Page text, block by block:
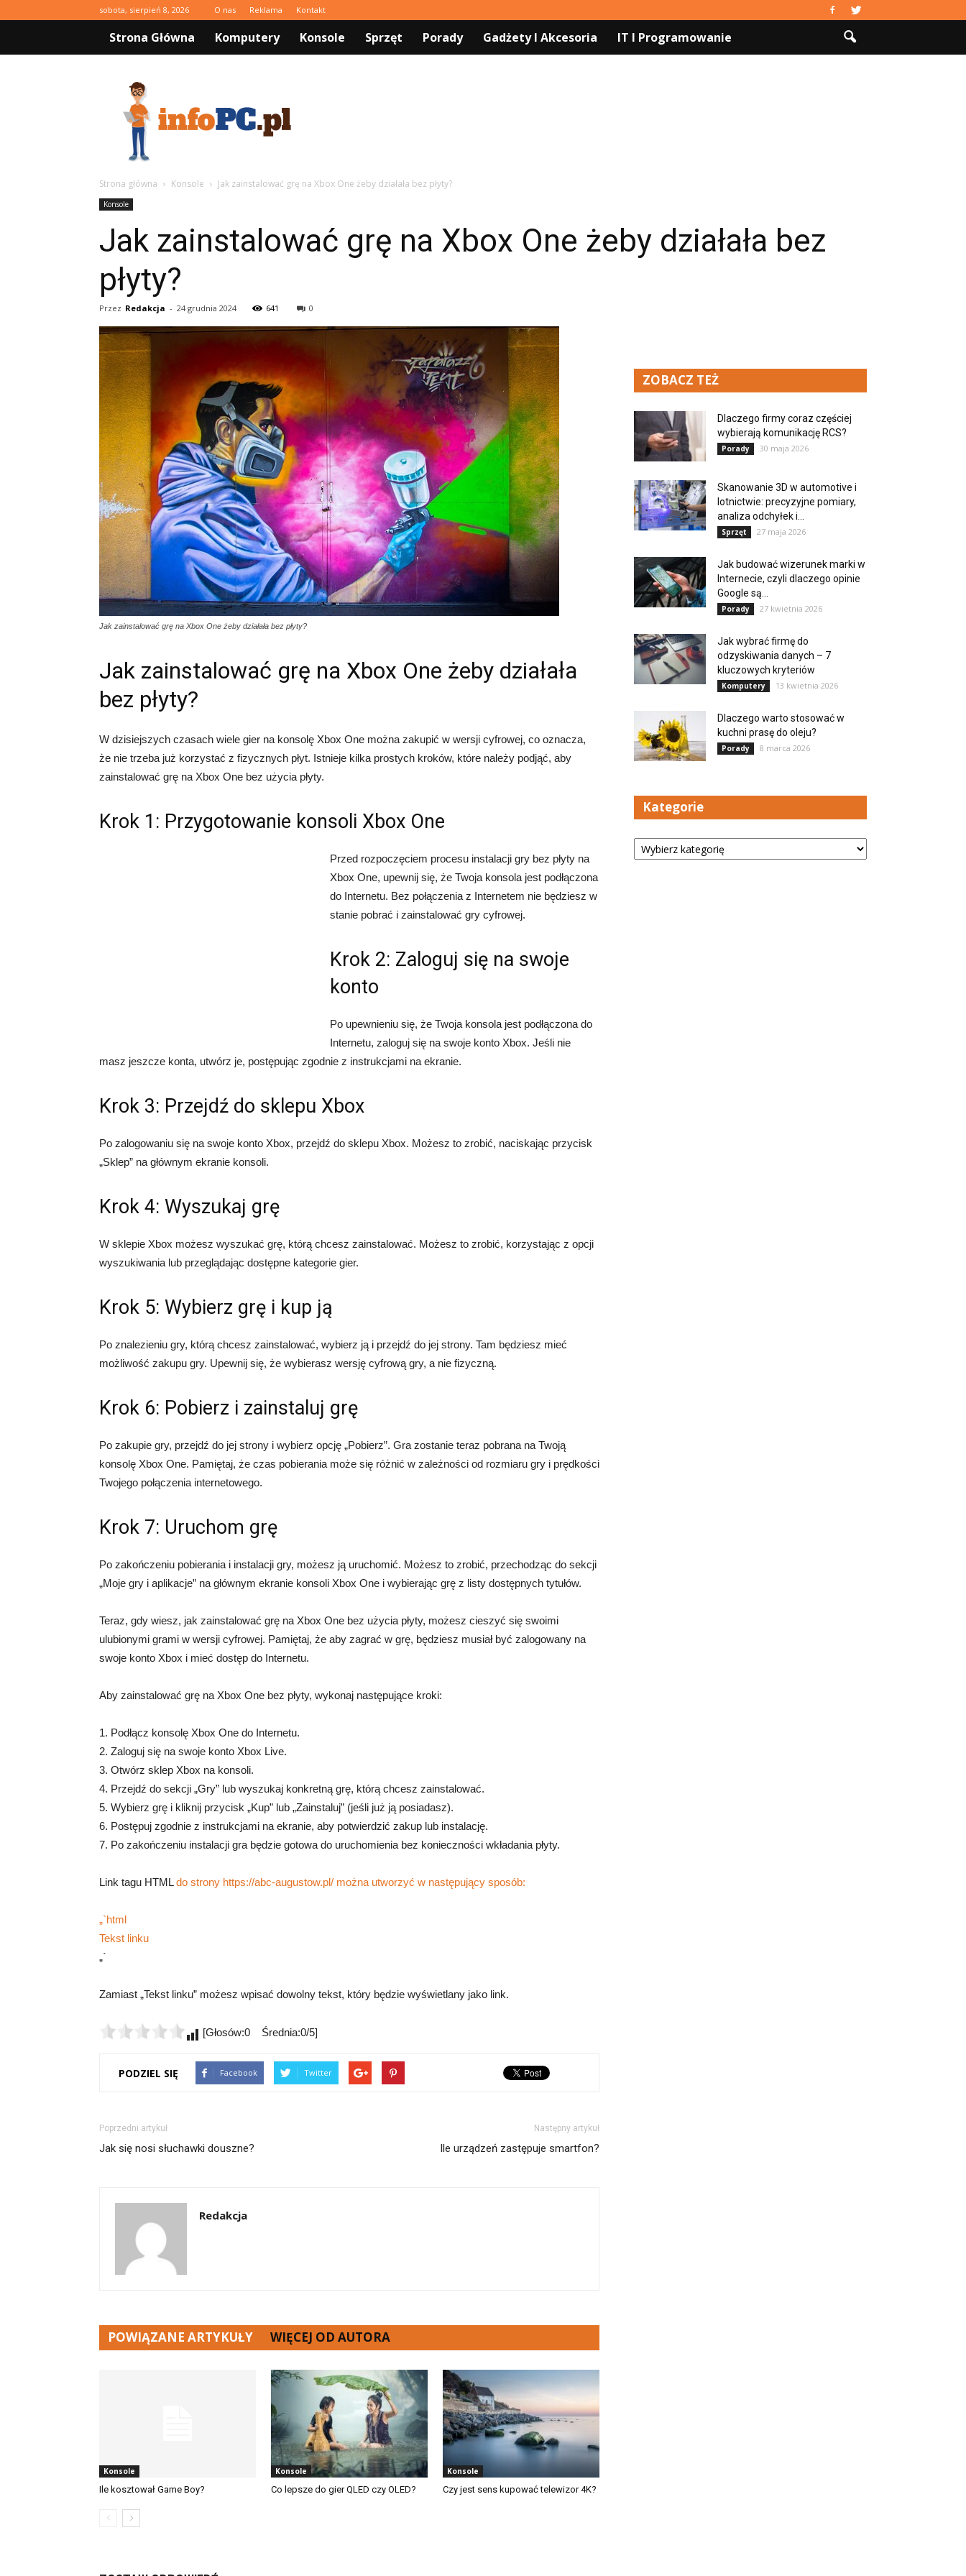
sobota, sierpień 8, 2026 O nas Reklama Kontakt
Strona Główna Komputery Konsole Sprzęt Porady Gadżety I Akcesoria IT I Programowanie
infoPC.pl
Strona główna Konsole Jak zainstalować grę na Xbox One żeby działała bez płyty?
Konsole
Jak zainstalować grę na Xbox One żeby działała bez
płyty?
Przez Redakcja - 24 grudnia 2024 641 0
Jak zainstalować grę na Xbox One żeby działała bez płyty?
Jak zainstalować grę na Xbox One żeby działała
bez płyty?
W dzisiejszych czasach wiele gier na konsolę Xbox One można zakupić w wersji cyfrowej, co oznacza,
że ​​nie trzeba już korzystać z fizycznych płyt. Istnieje kilka prostych kroków, które należy podjąć, aby
zainstalować grę na Xbox One bez użycia płyty.
Krok 1: Przygotowanie konsoli Xbox One
Przed rozpoczęciem procesu instalacji gry bez płyty na
Xbox One, upewnij się, że Twoja konsola jest podłączona
do Internetu. Bez połączenia z Internetem nie będziesz w
stanie pobrać i zainstalować gry cyfrowej.
Krok 2: Zaloguj się na swoje
konto
Po upewnieniu się, że Twoja konsola jest podłączona do
Internetu, zaloguj się na swoje konto Xbox. Jeśli nie
masz jeszcze konta, utwórz je, postępując zgodnie z instrukcjami na ekranie.
Krok 3: Przejdź do sklepu Xbox
Po zalogowaniu się na swoje konto Xbox, przejdź do sklepu Xbox. Możesz to zrobić, naciskając przycisk
„Sklep” na głównym ekranie konsoli.
Krok 4: Wyszukaj grę
W sklepie Xbox możesz wyszukać grę, którą chcesz zainstalować. Możesz to zrobić, korzystając z opcji
wyszukiwania lub przeglądając dostępne kategorie gier.
Krok 5: Wybierz grę i kup ją
Po znalezieniu gry, którą chcesz zainstalować, wybierz ją i przejdź do jej strony. Tam będziesz mieć
możliwość zakupu gry. Upewnij się, że wybierasz wersję cyfrową gry, a nie fizyczną.
Krok 6: Pobierz i zainstaluj grę
Po zakupie gry, przejdź do jej strony i wybierz opcję „Pobierz”. Gra zostanie teraz pobrana na Twoją
konsolę Xbox One. Pamiętaj, że czas pobierania może się różnić w zależności od rozmiaru gry i prędkości
Twojego połączenia internetowego.
Krok 7: Uruchom grę
Po zakończeniu pobierania i instalacji gry, możesz ją uruchomić. Możesz to zrobić, przechodząc do sekcji
„Moje gry i aplikacje” na głównym ekranie konsoli Xbox One i wybierając grę z listy dostępnych tytułów.
Teraz, gdy wiesz, jak zainstalować grę na Xbox One bez użycia płyty, możesz cieszyć się swoimi
ulubionymi grami w wersji cyfrowej. Pamiętaj, że aby zagrać w grę, będziesz musiał być zalogowany na
swoje konto Xbox i mieć dostęp do Internetu.
Aby zainstalować grę na Xbox One bez płyty, wykonaj następujące kroki:
1. Podłącz konsolę Xbox One do Internetu.
2. Zaloguj się na swoje konto Xbox Live.
3. Otwórz sklep Xbox na konsoli.
4. Przejdź do sekcji „Gry” lub wyszukaj konkretną grę, którą chcesz zainstalować.
5. Wybierz grę i kliknij przycisk „Kup” lub „Zainstaluj” (jeśli już ją posiadasz).
6. Postępuj zgodnie z instrukcjami na ekranie, aby potwierdzić zakup lub instalację.
7. Po zakończeniu instalacji gra będzie gotowa do uruchomienia bez konieczności wkładania płyty.
Link tagu HTMLdo strony https://abc-augustow.pl/ można utworzyć w następujący sposób:
„`html
Tekst linku
„`
Zamiast „Tekst linku” możesz wpisać dowolny tekst, który będzie wyświetlany jako link.
[Głosów:0 Średnia:0/5]
PODZIEL SIĘ Facebook Twitter
Poprzedni artykuł
Jak się nosi słuchawki douszne?
Następny artykuł
Ile urządzeń zastępuje smartfon?
Redakcja
POWIĄZANE ARTYKUŁY WIĘCEJ OD AUTORA
Konsole
Ile kosztował Game Boy?
Konsole
Co lepsze do gier QLED czy OLED?
Konsole
Czy jest sens kupować telewizor 4K?
ZOBACZ TEŻ
Dlaczego firmy coraz częściej
wybierają komunikację RCS?
Porady 30 maja 2026
Skanowanie 3D w automotive i
lotnictwie: precyzyjne pomiary,
analiza odchyłek i...
Sprzęt 27 maja 2026
Jak budować wizerunek marki w
Internecie, czyli dlaczego opinie
Google są...
Porady 27 kwietnia 2026
Jak wybrać firmę do
odzyskiwania danych – 7
kluczowych kryteriów
Komputery 13 kwietnia 2026
Dlaczego warto stosować w
kuchni prasę do oleju?
Porady 8 marca 2026
Kategorie
Kategorie